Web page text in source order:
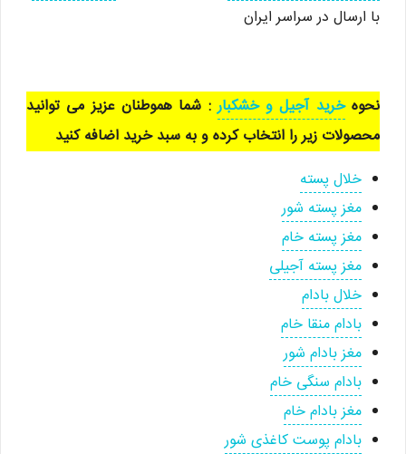
با ارسال در سراسر ایران
نحوهخرید آجیل و خشکبار: شما هموطنان عزیز می توانید
محصولات زیر را انتخاب کرده و به سبد خرید اضافه کنید
خلال پسته
مغز پسته شور
مغز پسته خام
مغز پسته آجیلی
خلال بادام
بادام منقا خام
مغز بادام شور
بادام سنگی خام
مغز بادام خام
بادام پوست کاغذی شور